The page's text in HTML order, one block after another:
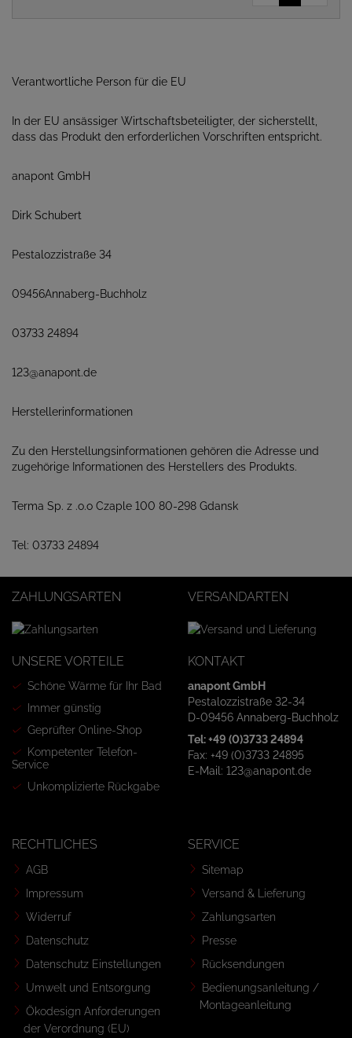
Verantwortliche Person für die EU
In der EU ansässiger Wirtschaftsbeteiligter, der sicherstellt,
dass das Produkt den erforderlichen Vorschriften entspricht.
anapont GmbH
Dirk Schubert
Pestalozzistraße 34
09456Annaberg-Buchholz
03733 24894
123@anapont.de
Herstellerinformationen
Zu den Herstellungsinformationen gehören die Adresse und
zugehörige Informationen des Herstellers des Produkts.
Terma Sp. z .o.o Czaple 100 80-298 Gdansk
Tel: 03733 24894
ZAHLUNGSARTEN VERSANDARTEN
UNSERE VORTEILE
Schöne Wärme für Ihr Bad
Immer günstig
Geprüfter Online-Shop
Kompetenter Telefon-
Service
Unkomplizierte Rückgabe
KONTAKT
anapont GmbH
Pestalozzistraße 32-34
D-09456 Annaberg-Buchholz
Tel: +49 (0)3733 24894
Fax: +49 (0)3733 24895
E-Mail: 123@anapont.de
RECHTLICHES
AGB
Impressum
Widerruf
Datenschutz
Datenschutz Einstellungen
Umwelt und Entsorgung
Ökodesign Anforderungen
der Verordnung (EU)
SERVICE
Sitemap
Versand & Lieferung
Zahlungsarten
Presse
Rücksendungen
Bedienungsanleitung /
Montageanleitung